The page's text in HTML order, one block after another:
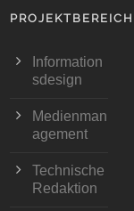
Information
sdesign
Medienman
agement
Technische
Redaktion